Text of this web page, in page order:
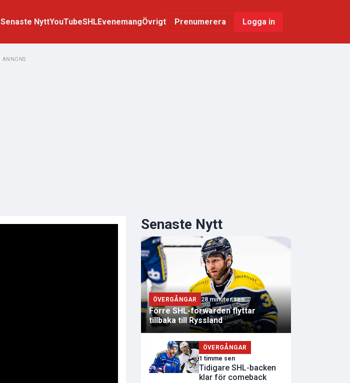
Senaste NyttYouTubeSHLEvenemangÖvrigt Prenumerera Logga in
ANNONS
Senaste Nytt
ÖVERGÅNGAR 28 minuter sen
Förre SHL-forwarden flyttar
tillbaka till Ryssland
ÖVERGÅNGAR
1 timme sen
Tidigare SHL-backen
klar för comeback